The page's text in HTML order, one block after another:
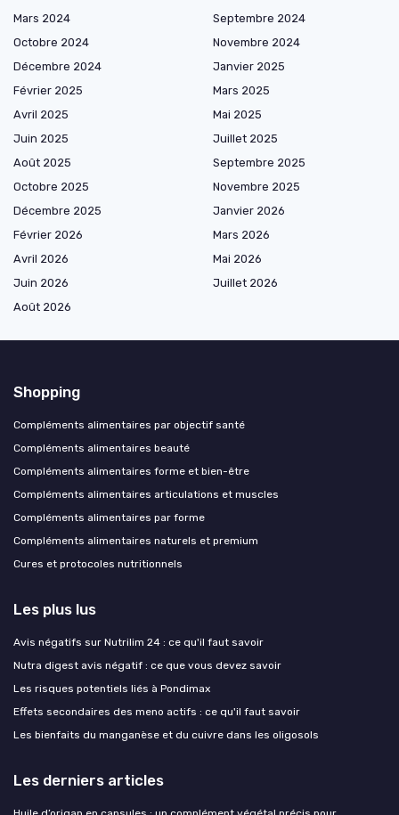
Mars 2024
Septembre 2024
Octobre 2024
Novembre 2024
Décembre 2024
Janvier 2025
Février 2025
Mars 2025
Avril 2025
Mai 2025
Juin 2025
Juillet 2025
Août 2025
Septembre 2025
Octobre 2025
Novembre 2025
Décembre 2025
Janvier 2026
Février 2026
Mars 2026
Avril 2026
Mai 2026
Juin 2026
Juillet 2026
Août 2026
Shopping
Compléments alimentaires par objectif santé
Compléments alimentaires beauté
Compléments alimentaires forme et bien-être
Compléments alimentaires articulations et muscles
Compléments alimentaires par forme
Compléments alimentaires naturels et premium
Cures et protocoles nutritionnels
Les plus lus
Avis négatifs sur Nutrilim 24 : ce qu'il faut savoir
Nutra digest avis négatif : ce que vous devez savoir
Les risques potentiels liés à Pondimax
Effets secondaires des meno actifs : ce qu'il faut savoir
Les bienfaits du manganèse et du cuivre dans les oligosols
Les derniers articles